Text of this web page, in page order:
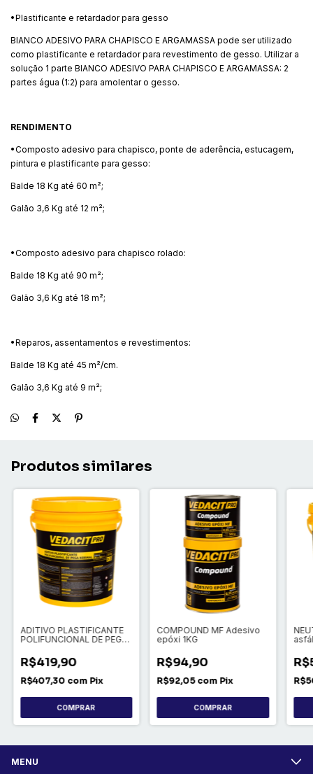
•Plastificante e retardador para gesso
BIANCO ADESIVO PARA CHAPISCO E ARGAMASSA pode ser utilizado
como plastificante e retardador para revestimento de gesso. Utilizar a
solução 1 parte BIANCO ADESIVO PARA CHAPISCO E ARGAMASSA: 2
partes água (1:2) para amolentar o gesso.
RENDIMENTO
•Composto adesivo para chapisco, ponte de aderência, estucagem,
pintura e plastificante para gesso:
Balde 18 Kg até 60 m²;
Galão 3,6 Kg até 12 m²;
•Composto adesivo para chapisco rolado:
Balde 18 Kg até 90 m²;
Galão 3,6 Kg até 18 m²;
•Reparos, assentamentos e revestimentos:
Balde 18 Kg até 45 m²/cm.
Galão 3,6 Kg até 9 m²;
Produtos similares
ADITIVO PLASTIFICANTE
POLIFUNCIONAL DE PEGA
R$419,90
R$407,30 com Pix
COMPRAR
COMPOUND MF Adesivo
epóxi 1KG
R$94,90
R$92,05 com Pix
MENU